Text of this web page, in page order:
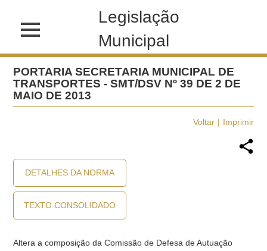
Legislação
Municipal
PORTARIA SECRETARIA MUNICIPAL DE
TRANSPORTES - SMT/DSV Nº 39 DE 2 DE
MAIO DE 2013
Voltar Imprimir
DETALHES DA NORMA
TEXTO CONSOLIDADO
Altera a composição da Comissão de Defesa de Autuação 